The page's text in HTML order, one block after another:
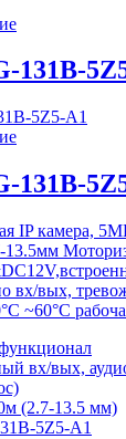
131B-
131B-
IP камера,
13.5мм
вх/вых,
~60°C
вх/вых,
(2.7-13.5 мм)
5Z5-A1